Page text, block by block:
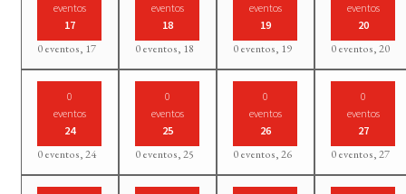
eventos
17
0 eventos, 17
eventos
18
0 eventos, 18
eventos
19
0 eventos, 19
eventos
20
0 eventos,20
0
eventos
24
0 eventos,24
0
eventos
25
0 eventos,25
0
eventos
26
0 eventos,26
0
eventos
27
0 eventos,27